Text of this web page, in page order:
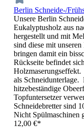
Berlin Schneide-/
Unsere Berlin
Eukalyptusholz aus
hergestellt und mit
sind diese mit
bringen damit ein
Rückseite befindet
als Schneidunterlage.
hitzebeständige
Topfuntersetzer
Schneidebretter sind
Nicht Spülmaschinen
12,00 €*